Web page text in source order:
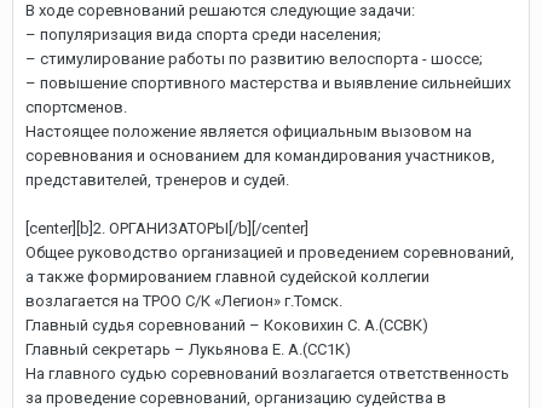
В ходе соревнований решаются следующие задачи:
– популяризация вида спорта среди населения;
– стимулирование работы по развитию велоспорта - шоссе;
– повышение спортивного мастерства и выявление сильнейших
спортсменов.
Настоящее положение является официальным вызовом на
соревнования и основанием для командирования участников,
представителей, тренеров и судей.
[center][b]2. ОРГАНИЗАТОРЫ[/b][/center]
Общее руководство организацией и проведением соревнований,
а также формированием главной судейской коллегии
возлагается на ТРОО С/К «Легион» г.Томск.
Главный судья соревнований – Коковихин С. А.(ССВК)
Главный секретарь – Лукьянова Е. А.(СС1К)
На главного судью соревнований возлагается ответственность
за проведение соревнований, организацию судейства в